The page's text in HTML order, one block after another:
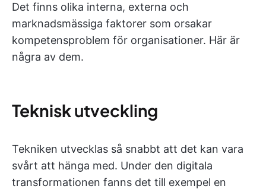
Det finns olika interna, externa och
marknadsmässiga faktorer som orsakar
kompetensproblem för organisationer. Här är
några av dem.
Tekniskutveckling
Tekniken utvecklas så snabbt att det kan vara
svårt att hänga med. Under den digitala
transformationen fanns det till exempel en